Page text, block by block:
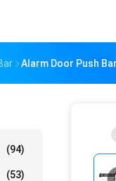
Alarm Door Push
(94)
(53)